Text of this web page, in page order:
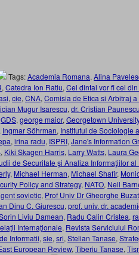
Tags:Academia Romana, Alina
, Catedra Ion Ratiu, Cei dintai vor fi cei
, cie, CNA, Comisia de Etica si Arbitraj a
Mugur Isarescu, dr. Cristian
GDS, george maior, Georgetown University
Ingmar Söhrman, Institutul de Sociologie
, irina radu, ISPRI, Jane's Information
, Kiki Skagen Harris, Larry Watts, Laura
de Securitate şi Analiza Informaţiilor
, Michael Herman, Michael Shafir,
Policy and Strategy, NATO, Neil
sovietic, Prof Univ Dr Gheorghe
Dinu C. Giurescu, prof. univ. dr.
Liviu Damean, Radu Calin Cristea,
Internaţionale, Revista Serviciului
Informatii, sie, sri, Stelian Tanase,
European Review, Tiberiu Tanase,